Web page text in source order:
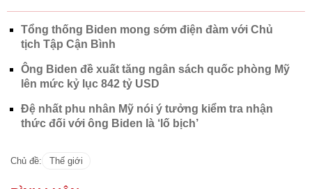
Tổng thống Biden mong sớm điện đàm với Chủ
tịch Tập Cận Bình
Ông Biden đề xuất tăng ngân sách quốc phòng Mỹ
lên mức kỷ lục 842 tỷ USD
Đệ nhất phu nhân Mỹ nói ý tưởng kiểm tra nhận
thức đối với ông Biden là ‘lố bịch’
Chủ đề: Thế giới